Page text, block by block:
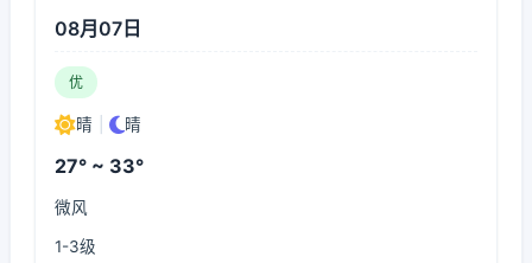
08月07日
优
晴 晴
27° ~ 33°
微风
1-3级